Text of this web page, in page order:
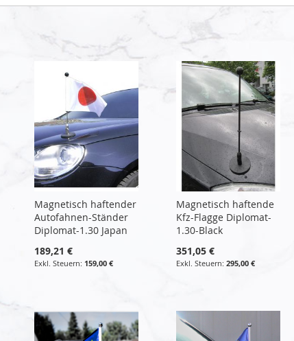
Magnetisch haftender
Autofahnen-Ständer
Diplomat-1.30 Japan
189,21 €
159,00 €
Magnetisch haftende
Kfz-Flagge Diplomat-
1.30-Black
351,05 €
295,00 €